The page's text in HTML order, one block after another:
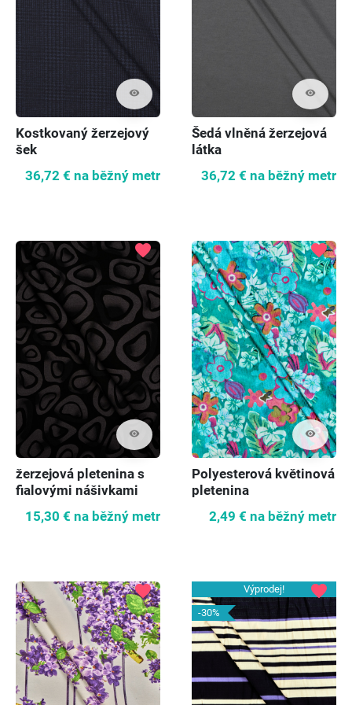
visibility
Kostkovaný žerzejový
šek
36,72 € na běžný metr
visibility
Šedá vlněná žerzejová
látka
36,72 € na běžný metr
visibility
favorite
žerzejová pletenina s
fialovými nášivkami
15,30 € na běžný metr
visibility
favorite
Polyesterová květinová
pletenina
2,49 € na běžný metr
favorite
Výprodej!
-30%
favorite